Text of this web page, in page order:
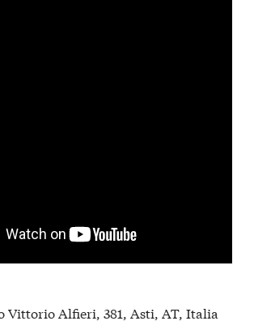
Vittorio Alfieri, 381, Asti, AT, Italia